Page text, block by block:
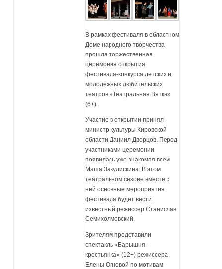
В рамках фестиваля в областном
Доме народного творчества
прошла торжественная
церемония открытия
фестиваля-конкурса детских и
молодежных любительских
театров «Театральная Вятка»
(6+).
Участие в открытии принял
министр культуры Кировской
области Даниил Дворцов. Перед
участниками церемонии
появилась уже знакомая всем
Маша Закулискина. В этом
театральном сезоне вместе с
ней основные мероприятия
фестиваля будет вести
известный режиссер Станислав
Семихолмовский.
Зрителям представили
спектакль «Барышня-
крестьянка» (12+) режиссера
Елены Огневой по мотивам